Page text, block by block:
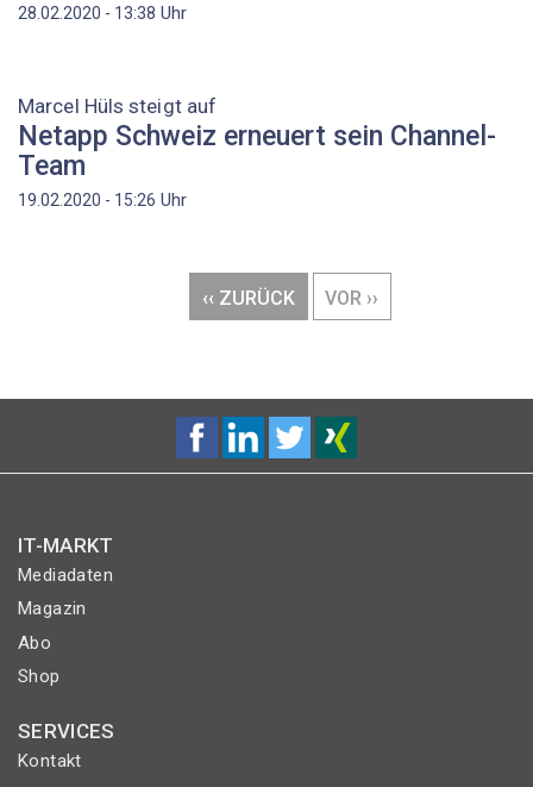
28.02.2020 - 13:38 Uhr
Marcel Hüls steigt auf
Netapp Schweiz erneuert sein Channel-
Team
19.02.2020 - 15:26 Uhr
VORHERIGE
‹‹ ZURÜCK
NÄCHSTE
VOR ››
IT-MARKT
Mediadaten
Magazin
Abo
Shop
SERVICES
Kontakt